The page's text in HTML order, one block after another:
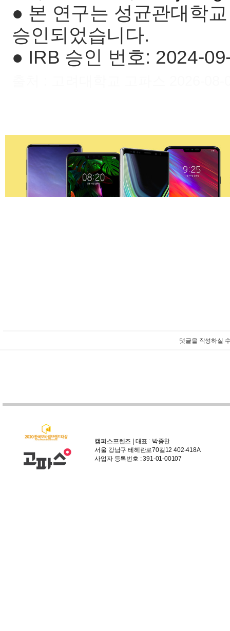
● 본 연구는 성균관대학
승인되었습니다.
● IRB 승인 번호: 2024-
댓글을 작성하실
캠퍼스프렌즈 | 대표 : 박종찬
서울 강남구 테헤란로70길12 402-418A
사업자 등록번호 : 391-01-00107